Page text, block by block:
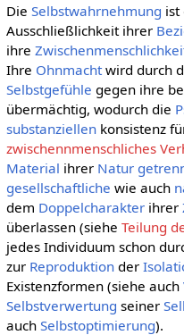
Die Selbstwahrnehmung ist
Ausschließlichkeit ihrer
ihre
Ihre Ohnmachtwird durch
Selbstgefühle gegen ihre
übermächtig, wodurch die
substanziellenkonsistenz
zwischennmenschliches
Material ihrer Natur
gesellschaftliche wie auch
dem Doppelcharakterihrer
überlassen (siehe Teilung
jedes Individuum schon
zur Reproduktionder
Existenzformen (siehe auch
Selbstverwertung seiner
auch Selbstoptimierung).